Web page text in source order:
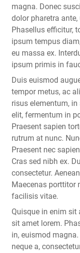
magna. Donec
dolor pharetra
Phasellus efficitur,
ipsum tempus
eu massa ex.
ipsum primis in
Duis euismod
tempor metus, ac
risus elementum,
elit, fermentum in
Praesent sapien
rutrum at nunc.
Praesent nec
Cras sed nibh ex.
consectetur.
Maecenas porttitor
facilisis vitae.
Quisque in enim
sit amet lorem.
in, euismod
neque a,